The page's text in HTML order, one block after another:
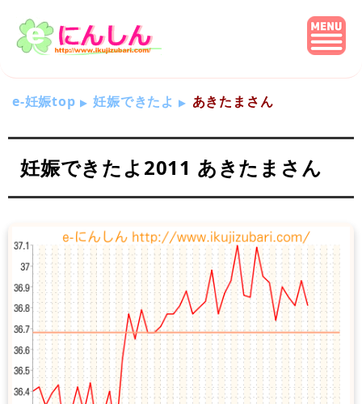
e-妊娠top 妊娠できたよ あきたまさん
妊娠できたよ2011 あきたまさん